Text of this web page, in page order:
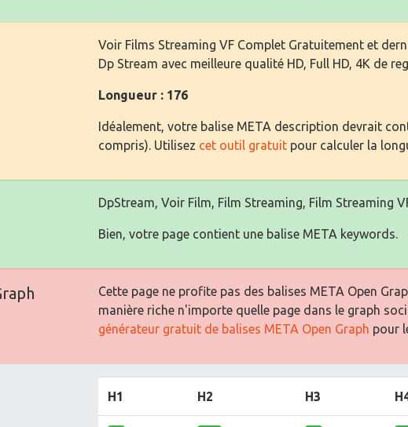
Voir Films Streaming VF Complet Gratuitement et
Dp Stream avec meilleure qualité HD, Full HD, 4K de
Longueur : 176
Idéalement, votre balise META description devrait
compris). Utilisez cet outil gratuit pour calculer la
DpStream, Voir Film, Film Streaming, Film Streaming
Bien, votre page contient une balise META keywords.
Cette page ne profite pas des balises META Open
manière riche n'importe quelle page dans le graph
générateur gratuit de balises META Open Graph pour
H1 H2 H3